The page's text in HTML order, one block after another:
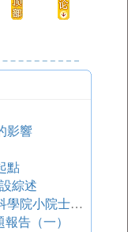
影響
點
綜述
道路還很遙遠 ——訪中國少年科學院小院士吳雯婷和她的父母
告（一）